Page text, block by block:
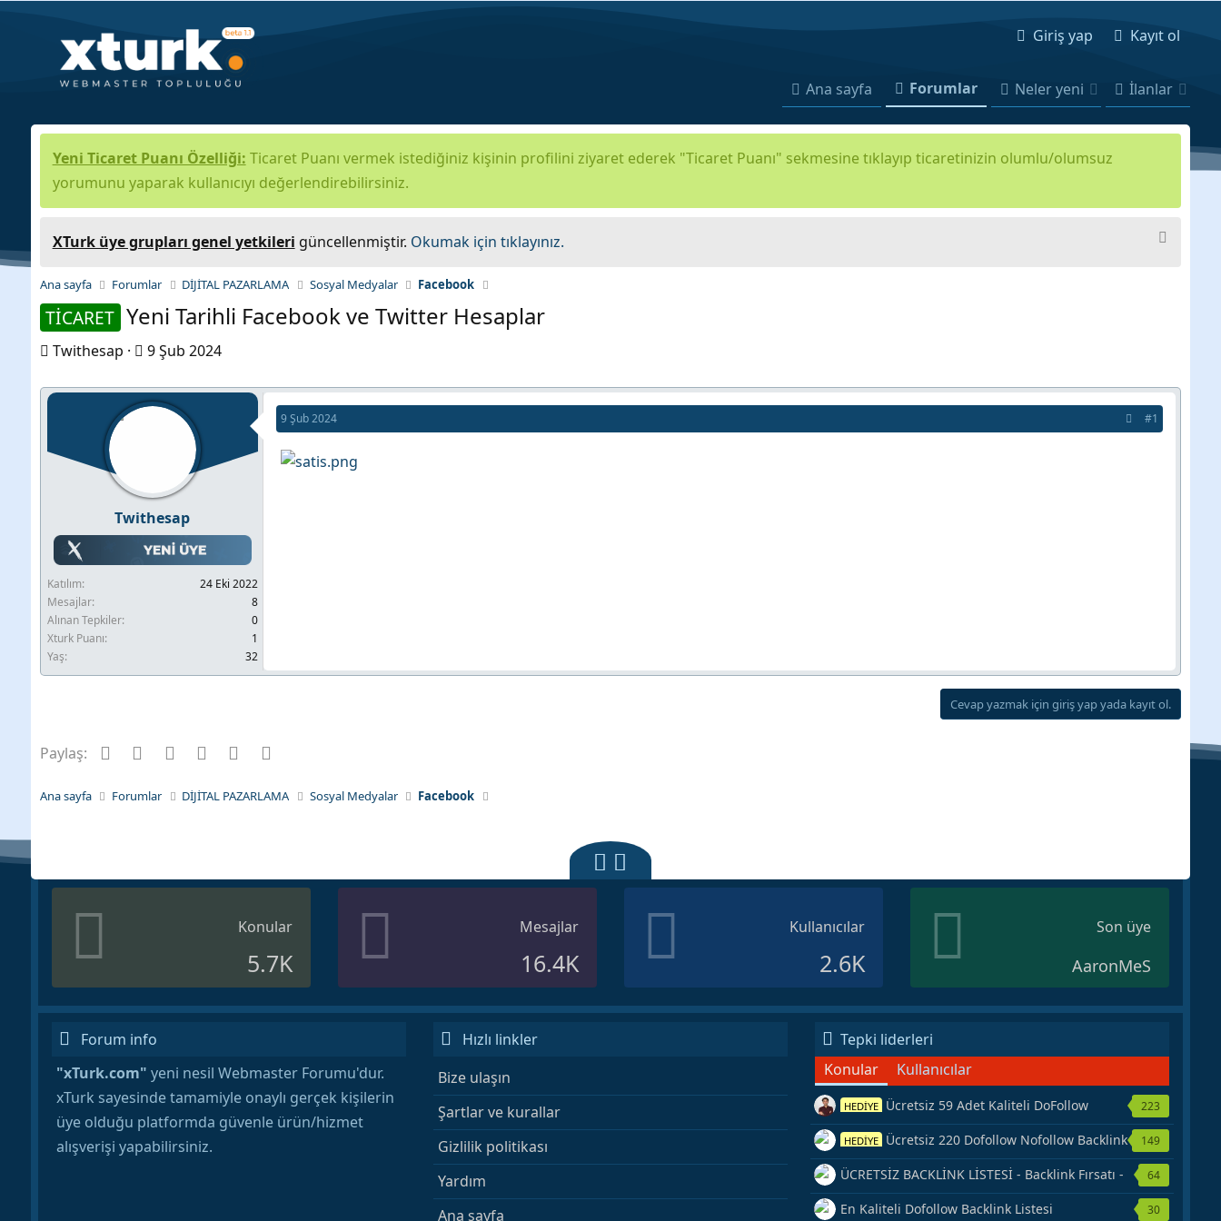
Giriş yap Kayıt ol
Ana sayfa Forumlar Neler yeni İlanlar
Yeni Ticaret Puanı Özelliği: Ticaret Puanı vermek istediğiniz kişinin profilini ziyaret ederek "Ticaret Puanı" sekmesine tıklayıp ticaretinizin olumlu/olumsuz
yorumunu yaparak kullanıcıyı değerlendirebilirsiniz.
XTurk üye grupları genel yetkileri güncellenmiştir. Okumak için tıklayınız.
Ana sayfa Forumlar DİJİTAL PAZARLAMA Sosyal Medyalar Facebook
TİCARET Yeni Tarihli Facebook ve Twitter Hesaplar
K
n
u
a
ş
l
a
t
Twithesap
B
ş
g
ı
ç
t
9 Şub 2024
Twithesap
Katılım
24 Eki 2022
Mesajlar
8
Alınan Tepkiler
0
Xturk Puanı
1
Yaş
32
9 Şub 2024 #1
Cevap yazmak için giriş yap yada kayıt ol.
Paylaş: Facebook
TwitterPinterest
TumblrWhatsApp
Ana sayfa Forumlar DİJİTAL PAZARLAMA Sosyal Medyalar Facebook
Konular
5.7K
Mesajlar
16.4K
Kullanıcılar
2.6K
Son üye
AaronMeS
Forum info
"xTurk.com" yeni nesil Webmaster Forumu'dur.
xTurk sayesinde tamamiyle onaylı gerçek kişilerin
üye olduğu platformda güvenle ürün/hizmet
alışverişi yapabilirsiniz.
Hızlı linkler
Bize ulaşın
Şartlar ve kurallar
Gizlilik politikası
Yardım
Ana sayfa
Tepki liderleri
Konular
Kullanıcılar
HEDİYE Ücretsiz 59 Adet Kaliteli DoFollow
Backlink Kaynağı Veriyorum.
223
HEDİYE Ücretsiz 220 Dofollow Nofollow Backlink
Veriyorum
149
ÜCRETSİZ BACKLİNK LİSTESİ - Backlink Fırsatı -
Hemen Yetiş!
64
En Kaliteli Dofollow Backlink Listesi 30